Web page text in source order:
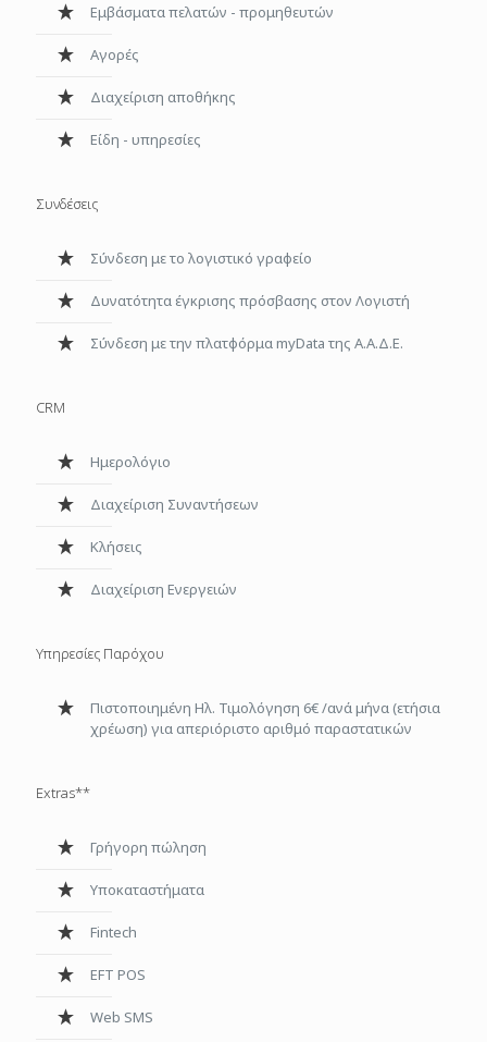
Εμβάσματα πελατών - προμηθευτών
Αγορές
Διαχείριση αποθήκης
Είδη - υπηρεσίες
Συνδέσεις
Σύνδεση με το λογιστικό γραφείο
Δυνατότητα έγκρισης πρόσβασης στον Λογιστή
Σύνδεση με την πλατφόρμα myData της Α.Α.Δ.Ε.
CRM
Ημερολόγιο
Διαχείριση Συναντήσεων
Κλήσεις
Διαχείριση Ενεργειών
Υπηρεσίες Παρόχου
Πιστοποιημένη Ηλ. Τιμολόγηση 6€ /ανά μήνα (ετήσια
χρέωση) για απεριόριστο αριθμό παραστατικών
Extras**
Γρήγορη πώληση
Υποκαταστήματα
Fintech
EFT POS
Web SMS